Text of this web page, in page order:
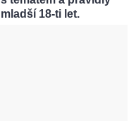
18-ti let.